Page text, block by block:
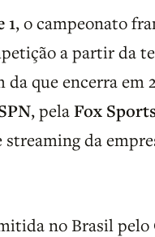
1, o campeonato
a partir da
da que encerra em
, pelaFox
da
no Brasil pelo